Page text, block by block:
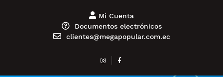
Mi Cuenta
Documentos electrónicos
clientes@megapopular.com.ec